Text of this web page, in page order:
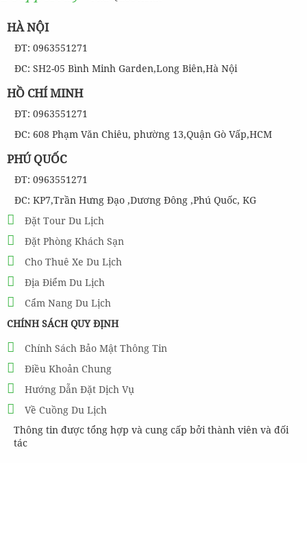
HÀ NỘI
ĐT: 0963551271
ĐC: SH2-05 Bình Minh Garden,Long Biên,Hà Nội
HỒ CHÍ MINH
ĐT: 0963551271
ĐC: 608 Phạm Văn Chiêu, phường 13,Quận Gò Vấp,HCM
PHÚ QUỐC
ĐT: 0963551271
ĐC: KP7,Trần Hưng Đạo ,Dương Đông ,Phú Quốc, KG
Đặt Tour Du Lịch
Đặt Phòng Khách Sạn
Cho Thuê Xe Du Lịch
Địa Điểm Du Lịch
Cẩm Nang Du Lịch
CHÍNH SÁCH QUY ĐỊNH
Chính Sách Bảo Mật Thông Tin
Điều Khoản Chung
Hướng Dẫn Đặt Dịch Vụ
Về Cuồng Du Lịch
Thông tin được tổng hợp và cung cấp bởi thành viên và đối
tác